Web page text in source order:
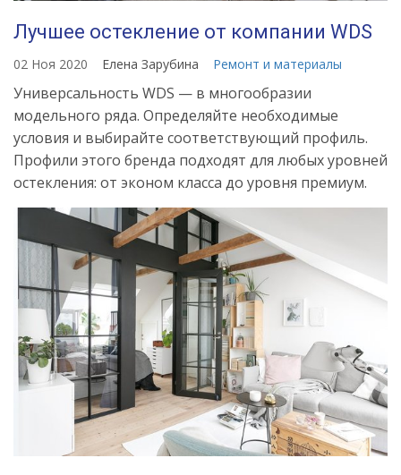
Лучшее остекление от компании WDS
02 Ноя 2020 Елена Зарубина Ремонт и материалы
Универсальность WDS — в многообразии
модельного ряда. Определяйте необходимые
условия и выбирайте соответствующий профиль.
Профили этого бренда подходят для любых уровней
остекления: от эконом класса до уровня премиум.